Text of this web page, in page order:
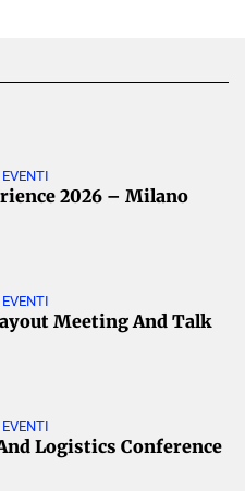
2026 – Milano
Meeting And Talk
Logistics Conference